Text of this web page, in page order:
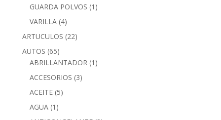
GUARDA POLVOS (1)
VARILLA (4)
ARTUCULOS (22)
AUTOS (65)
ABRILLANTADOR (1)
ACCESORIOS (3)
ACEITE (5)
AGUA (1)